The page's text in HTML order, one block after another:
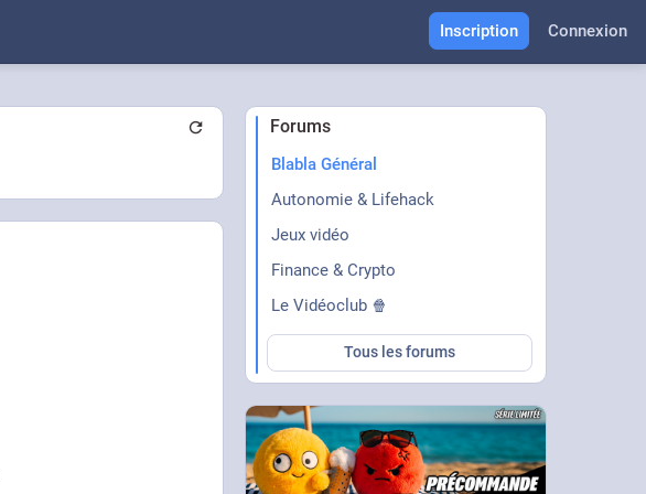
Inscription Connexion
Forums
Blabla Général
Autonomie & Lifehack
Jeux vidéo
Finance & Crypto
Le Vidéoclub 🍿
Tous les forums